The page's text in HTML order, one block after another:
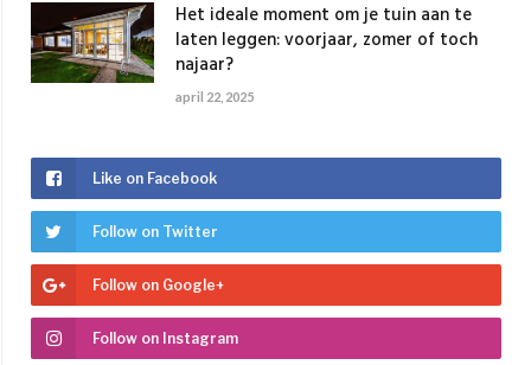
Het ideale moment om je tuin aan te
laten leggen: voorjaar, zomer of toch
najaar?
april 22, 2025
Like on Facebook
Follow on Twitter
Follow on Google+
Follow on Instagram